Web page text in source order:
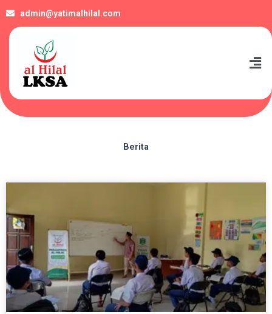
admin@yatimalhilal.com
Berita
Page